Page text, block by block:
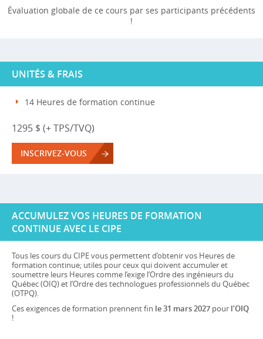
Évaluation globale de ce cours par ses participants précédents
!
UNITÉS & FRAIS
14 Heures de formation continue
1295 $ (+ TPS/TVQ)
INSCRIVEZ-VOUS
ACCUMULEZ VOS HEURES DE FORMATION
CONTINUE AVEC LE CIPE
Tous les cours du CIPE vous permettent d’obtenir vos Heures de
formation continue; utiles pour ceux qui doivent accumuler et
soumettre leurs Heures comme l’exige l’Ordre des ingénieurs du
Québec (OIQ) et l’Ordre des technologues professionnels du Québec
(OTPQ).
Ces exigences de formation prennent fin le 31 mars 2027 pour l’OIQ
!